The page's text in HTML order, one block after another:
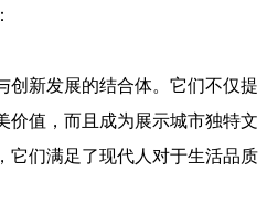
创新发展的结合体。它们不仅提
价值，而且成为展示城市独特文
它们满足了现代人对于生活品质